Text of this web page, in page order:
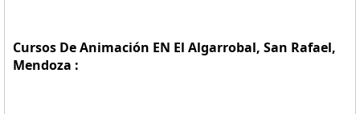
Cursos De Animación EN El Algarrobal, San Rafael,
Mendoza :